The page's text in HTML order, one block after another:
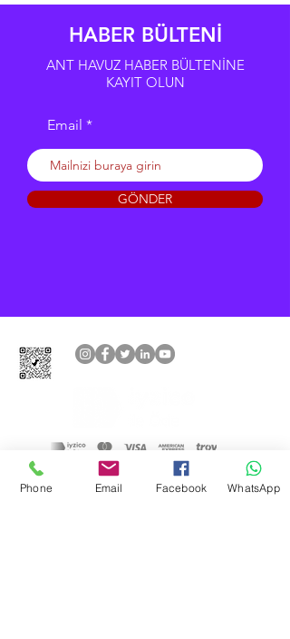
HABER BÜLTENİ
ANT HAVUZ HABER BÜLTENİNE
KAYIT OLUN
Email
GÖNDER
Aşağıdaki ödeme yöntemlerini
kabul ediyoruz
Phone Email Facebook WhatsApp